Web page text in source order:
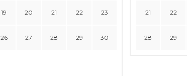
19 20 21 22 23
26 27 28 29 30
21 22
28 29